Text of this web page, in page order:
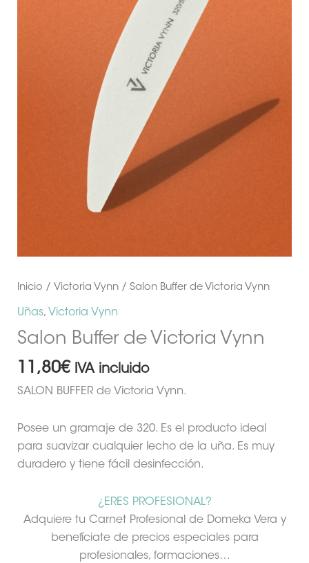
Inicio / Victoria Vynn/ Salon Buffer de Victoria Vynn
Uñas, Victoria Vynn
Salon Buffer de Victoria Vynn
11,80€ IVA incluido
SALON BUFFER de Victoria Vynn.
Posee un gramaje de 320. Es el producto ideal
para suavizar cualquier lecho de la uña. Es muy
duradero y tiene fácil desinfección.
¿ERES PROFESIONAL?
Adquiere tu Carnet Profesional de Domeka Vera y
benefíciate de precios especiales para
profesionales, formaciones…